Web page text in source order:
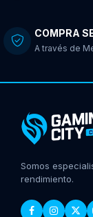
COMPRA
A través de
Somos
rendimiento.